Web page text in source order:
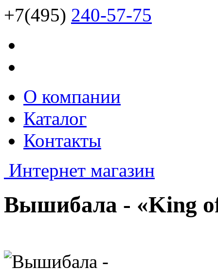
+7(495) 240-57-75
О компании
Каталог
Контакты
Интернет магазин
Вышибала - «King